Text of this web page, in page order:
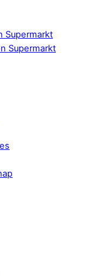
Supermarkt
Supermarkt